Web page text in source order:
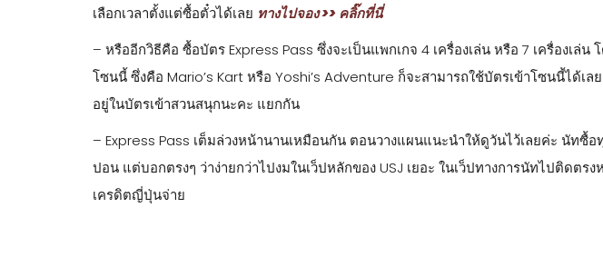
เลือกเวลาตั้งแต่ซื้อตั๋วได้เลย ทางไปจอง >> คลิ๊กที่นี่
– หรืออีกวิธีคือ ซื้อบัตร Express Pass ซึ่งจะเป็นแพกเกจ 4 เครื่องเล่น หรือ 7 เครื่องเล่น
โซนนี้ ซึ่งคือ Mario’s Kart หรือ Yoshi’s Adventure ก็จะสามารถใช้บัตรเข้าโซนนี้ได้เล
อยู่ในบัตรเข้าสวนสนุกนะคะ แยกกัน
– Express Pass เต็มล่วงหน้านานเหมือนกัน ตอนวางแผนแนะนำให้ดูวันไว้เลยค่ะ นัทซื้อ
ปอน แต่บอกตรงๆ ว่าง่ายกว่าไปงมในเว็ปหลักของ USJ เยอะ ในเว็ปทางการนัทไปติดตร
เครดิตญี่ปุ่นจ่าย